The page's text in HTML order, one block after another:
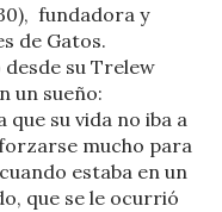
fundadora y
de Gatos.
su Trelew
un sueño:
su vida no iba a
mucho para
estaba en un
que se le ocurrió